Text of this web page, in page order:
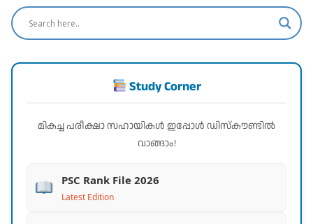
Study Corner
മികച്ച പരീക്ഷാ സഹായികൾ ഇപ്പോൾ ഡിസ്കൗണ്ടിൽ
വാങ്ങാം!
PSC Rank File 2026
Latest Edition